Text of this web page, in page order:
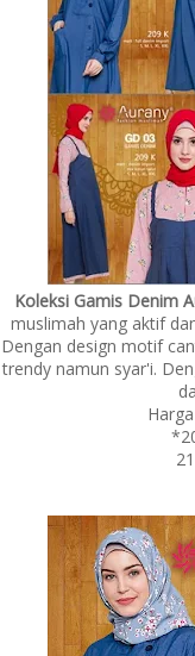
Koleksi Gamis Denim
muslimah yang aktif
Dengan design motif
trendy namun syar'i.